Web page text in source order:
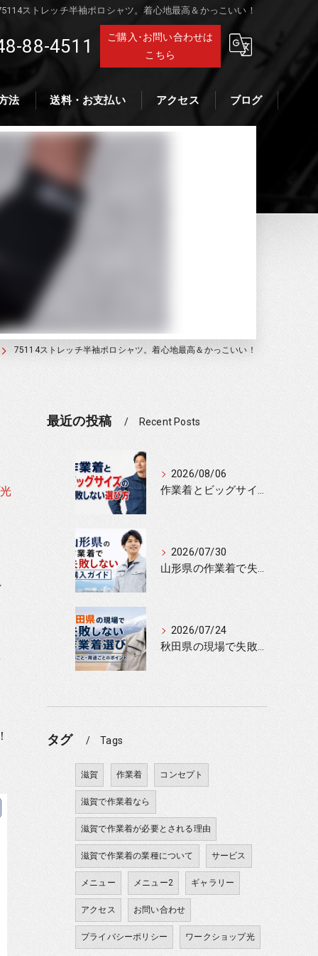
ストレッチ半袖ポロシャツ。着心地最高＆かっこいい！
88-4511
ご購入･お問い合わせは
こちら
法 送料・お支払い アクセス ブログ
75114ストレッチ半袖ポロシャツ。着心地最高＆かっこいい！
最近の投稿 Recent Posts
2026/08/06
作業着とビッグサイズの失敗しない選び方
2026/07/30
山形県の作業着で失敗しない購入ガイド
2026/07/24
秋田県の現場で失敗しない作業着選び｜季節ごと・用途ごとのポイント
タグ Tags
滋賀 作業着 コンセプト
滋賀で作業着なら
滋賀で作業着が必要とされる理由
滋賀で作業着の業種について サービス
メニュー メニュー2 ギャラリー
アクセス お問い合わせ
プライバシーポリシー ワークショップ光